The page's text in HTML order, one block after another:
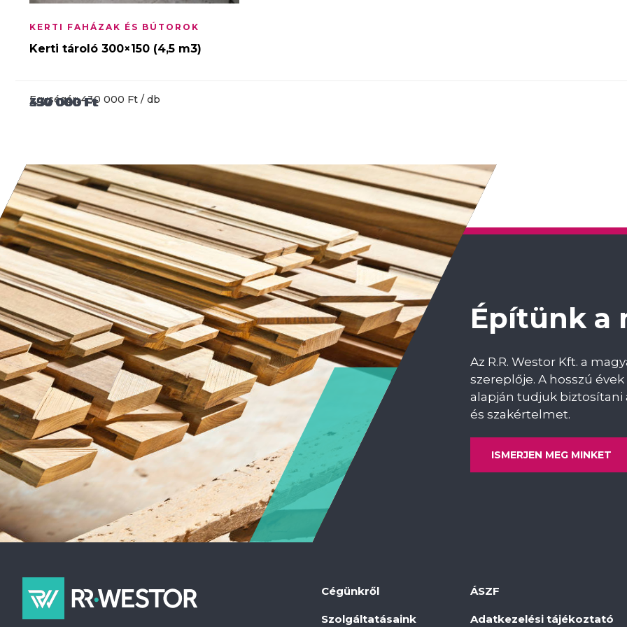
397 000Ft
350 000Ft
KERTI FAHÁZAK ÉS BÚTOROK
Kerti tároló 300×150 (4,5 m3)
Egységár: 430 000 Ft / db
430 000Ft
Építünk a
Az R.R. Westor Kft. a
szereplője. A hosszú
alapján tudjuk biztosítani
és szakértelmet.
ISMERJEN MEG MINKET
Cégünkről
Szolgáltatásaink
ÁSZF
Adatkezelési tájékoztató